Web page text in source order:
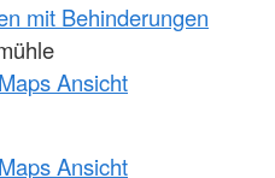
mit Behinderungen
Ansicht
Ansicht